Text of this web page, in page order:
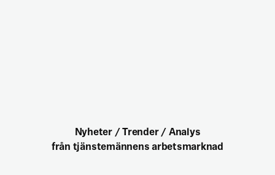
Nyheter / Trender / Analys
från tjänstemännens arbetsmarknad